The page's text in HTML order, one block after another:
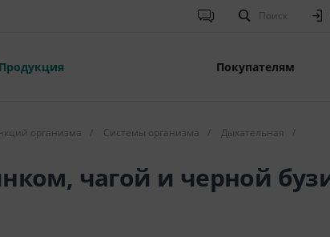
Поиск
Продукция Покупателям
организма / Системы организма / Дыхательная
/
чагой и черной